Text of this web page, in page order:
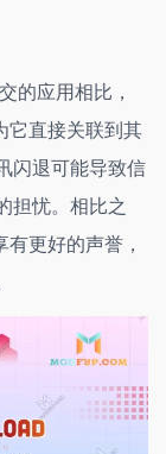
的应用相比，
它直接关联到其
闪退可能导致信
担忧。相比之
更好的声誉，